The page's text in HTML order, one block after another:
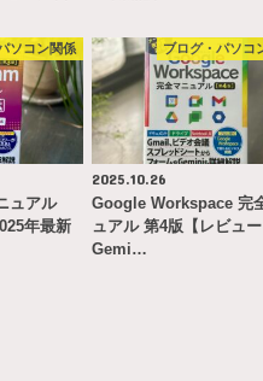
ソコン関係
ュアル
年最新
ブログ・パソコ
2025.10.26
Google Workspace 完
ュアル 第4版【レビュ
Gemi…